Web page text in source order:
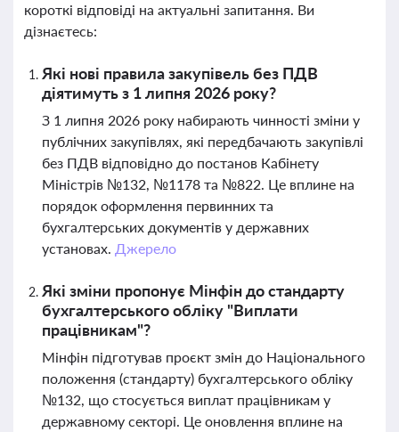
короткі відповіді на актуальні запитання. Ви
дізнаєтесь:
Які нові правила закупівель без ПДВ
діятимуть з 1 липня 2026 року?
З 1 липня 2026 року набирають чинності зміни у
публічних закупівлях, які передбачають закупівлі
без ПДВ відповідно до постанов Кабінету
Міністрів №132, №1178 та №822. Це вплине на
порядок оформлення первинних та
бухгалтерських документів у державних
установах. Джерело
Які зміни пропонує Мінфін до стандарту
бухгалтерського обліку "Виплати
працівникам"?
Мінфін підготував проєкт змін до Національного
положення (стандарту) бухгалтерського обліку
№132, що стосується виплат працівникам у
державному секторі. Це оновлення вплине на